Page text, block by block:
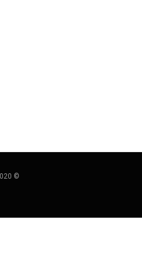
© 2020 - مجله خبری و آموزشی بخت